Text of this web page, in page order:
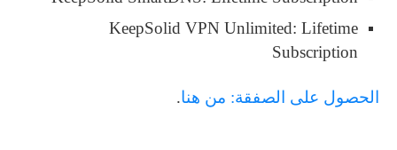
KeepSolid VPN Unlimited: Lifetime
Subscription
الحصول على الصفقة: من هنا.